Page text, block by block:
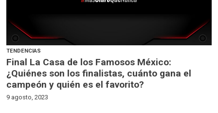
TENDENCIAS
Final La Casa de los Famosos México:
¿Quiénes son los finalistas, cuánto gana el
campeón y quién es el favorito?
9 agosto, 2023